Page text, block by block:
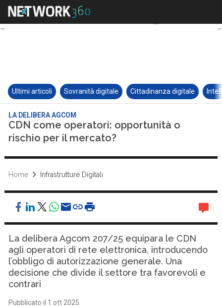
Ultimi articoli Sovranità digitale Cittadinanza digitale
LA DELIBERA AGCOM
CDN come operatori: opportunità o
rischio per il mercato?
Home Infrastrutture Digitali
La delibera Agcom 207/25 equipara le CDN
agli operatori di rete elettronica, introducendo
l’obbligo di autorizzazione generale. Una
decisione che divide il settore tra favorevoli e
contrari
Pubblicato il 1 ott 2025